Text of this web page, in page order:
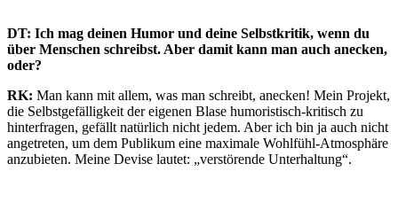
DT: Ich mag deinen Humor und deine Selbstkritik, wenn du
über Menschen schreibst. Aber damit kann man auch anecken,
oder?
RK: Man kann mit allem, was man schreibt, anecken! Mein Projekt,
die Selbstgefälligkeit der eigenen Blase humoristisch-kritisch zu
hinterfragen, gefällt natürlich nicht jedem. Aber ich bin ja auch nicht
angetreten, um dem Publikum eine maximale Wohlfühl-Atmosphäre
anzubieten. Meine Devise lautet: „verstörende Unterhaltung“.